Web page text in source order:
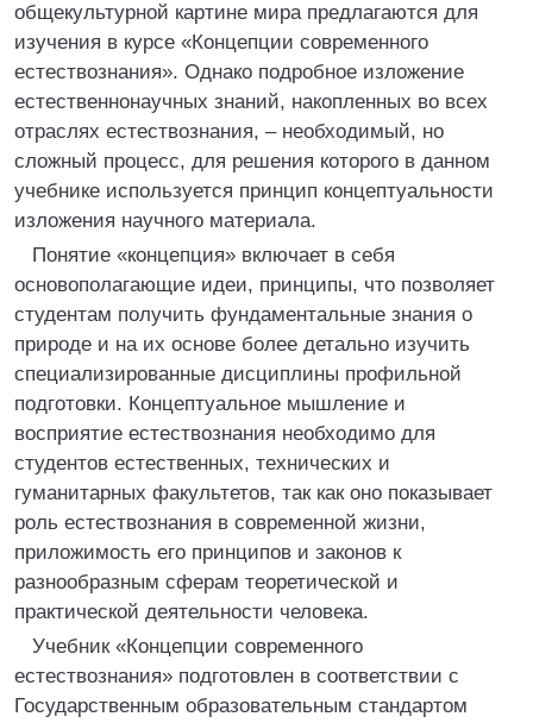
общекультурной картине мира предлагаются для
изучения в курсе «Концепции современного
естествознания». Однако подробное изложение
естественнонаучных знаний, накопленных во всех
отраслях естествознания, – необходимый, но
сложный процесс, для решения которого в данном
учебнике используется принцип концептуальности
изложения научного материала.
Понятие «концепция» включает в себя
основополагающие идеи, принципы, что позволяет
студентам получить фундаментальные знания о
природе и на их основе более детально изучить
специализированные дисциплины профильной
подготовки. Концептуальное мышление и
восприятие естествознания необходимо для
студентов естественных, технических и
гуманитарных факультетов, так как оно показывает
роль естествознания в современной жизни,
приложимость его принципов и законов к
разнообразным сферам теоретической и
практической деятельности человека.
Учебник «Концепции современного
естествознания» подготовлен в соответствии с
Государственным образовательным стандартом